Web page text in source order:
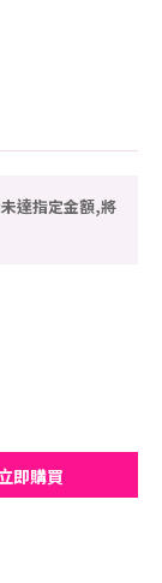
達指定金額,將
即購買